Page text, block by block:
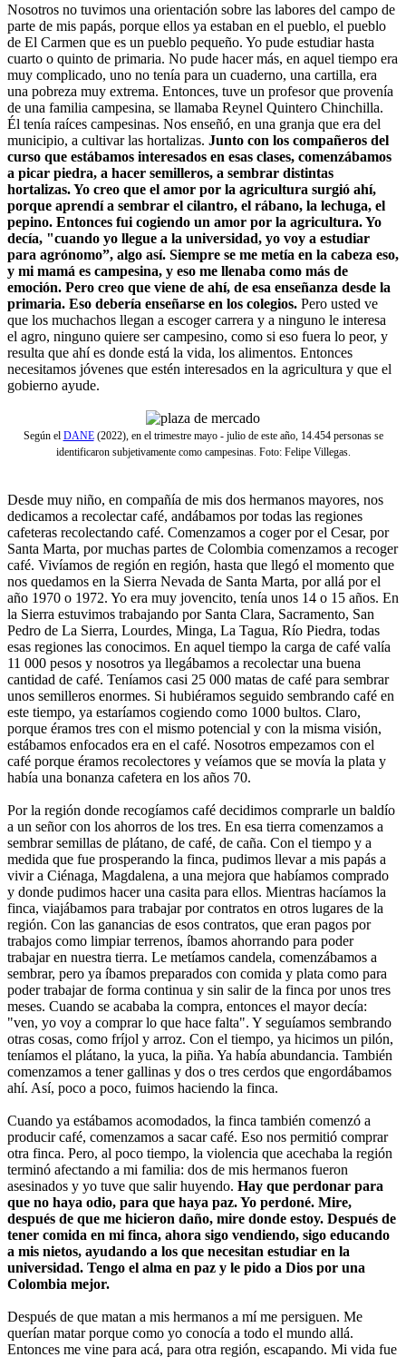
Nosotros no tuvimos una orientación sobre las labores del campo de
parte de mis papás, porque ellos ya estaban en el pueblo, el pueblo
de El Carmen que es un pueblo pequeño. Yo pude estudiar hasta
cuarto o quinto de primaria. No pude hacer más, en aquel tiempo era
muy complicado, uno no tenía para un cuaderno, una cartilla, era
una pobreza muy extrema. Entonces, tuve un profesor que provenía
de una familia campesina, se llamaba Reynel Quintero Chinchilla.
Él tenía raíces campesinas. Nos enseñó, en una granja que era del
municipio, a cultivar las hortalizas. Junto con los compañeros del
curso que estábamos interesados en esas clases, comenzábamos
a picar piedra, a hacer semilleros, a sembrar distintas
hortalizas. Yo creo que el amor por la agricultura surgió ahí,
porque aprendí a sembrar el cilantro, el rábano, la lechuga, el
pepino. Entonces fui cogiendo un amor por la agricultura. Yo
decía, "cuando yo llegue a la universidad, yo voy a estudiar
para agrónomo”, algo así. Siempre se me metía en la cabeza eso,
y mi mamá es campesina, y eso me llenaba como más de
emoción. Pero creo que viene de ahí, de esa enseñanza desde la
primaria. Eso debería enseñarse en los colegios. Pero usted ve
que los muchachos llegan a escoger carrera y a ninguno le interesa
el agro, ninguno quiere ser campesino, como si eso fuera lo peor, y
resulta que ahí es donde está la vida, los alimentos. Entonces
necesitamos jóvenes que estén interesados en la agricultura y que el
gobierno ayude.
Según el DANE(2022), en el trimestre mayo - julio de este año, 14.454 personas se
identificaron subjetivamente como campesinas. Foto: Felipe Villegas.
Desde muy niño, en compañía de mis dos hermanos mayores, nos
dedicamos a recolectar café, andábamos por todas las regiones
cafeteras recolectando café. Comenzamos a coger por el Cesar, por
Santa Marta, por muchas partes de Colombia comenzamos a recoger
café. Vivíamos de región en región, hasta que llegó el momento que
nos quedamos en la Sierra Nevada de Santa Marta, por allá por el
año 1970 o 1972. Yo era muy jovencito, tenía unos 14 o 15 años. En
la Sierra estuvimos trabajando por Santa Clara, Sacramento, San
Pedro de La Sierra, Lourdes, Minga, La Tagua, Río Piedra, todas
esas regiones las conocimos. En aquel tiempo la carga de café valía
11 000 pesos y nosotros ya llegábamos a recolectar una buena
cantidad de café. Teníamos casi 25 000 matas de café para sembrar
unos semilleros enormes. Si hubiéramos seguido sembrando café en
este tiempo, ya estaríamos cogiendo como 1000 bultos. Claro,
porque éramos tres con el mismo potencial y con la misma visión,
estábamos enfocados era en el café. Nosotros empezamos con el
café porque éramos recolectores y veíamos que se movía la plata y
había una bonanza cafetera en los años 70.
Por la región donde recogíamos café decidimos comprarle un baldío
a un señor con los ahorros de los tres. En esa tierra comenzamos a
sembrar semillas de plátano, de café, de caña. Con el tiempo y a
medida que fue prosperando la finca, pudimos llevar a mis papás a
vivir a Ciénaga, Magdalena, a una mejora que habíamos comprado
y donde pudimos hacer una casita para ellos. Mientras hacíamos la
finca, viajábamos para trabajar por contratos en otros lugares de la
región. Con las ganancias de esos contratos, que eran pagos por
trabajos como limpiar terrenos, íbamos ahorrando para poder
trabajar en nuestra tierra. Le metíamos candela, comenzábamos a
sembrar, pero ya íbamos preparados con comida y plata como para
poder trabajar de forma continua y sin salir de la finca por unos tres
meses. Cuando se acababa la compra, entonces el mayor decía:
"ven, yo voy a comprar lo que hace falta". Y seguíamos sembrando
otras cosas, como fríjol y arroz. Con el tiempo, ya hicimos un pilón,
teníamos el plátano, la yuca, la piña. Ya había abundancia. También
comenzamos a tener gallinas y dos o tres cerdos que engordábamos
ahí. Así, poco a poco, fuimos haciendo la finca.
Cuando ya estábamos acomodados, la finca también comenzó a
producir café, comenzamos a sacar café. Eso nos permitió comprar
otra finca. Pero, al poco tiempo, la violencia que acechaba la región
terminó afectando a mi familia: dos de mis hermanos fueron
asesinados y yo tuve que salir huyendo. Hay que perdonar para
que no haya odio, para que haya paz. Yo perdoné. Mire,
después de que me hicieron daño, mire donde estoy. Después de
tener comida en mi finca, ahora sigo vendiendo, sigo educando
a mis nietos, ayudando a los que necesitan estudiar en la
universidad. Tengo el alma en paz y le pido a Dios por una
Colombia mejor.
Después de que matan a mis hermanos a mí me persiguen. Me
querían matar porque como yo conocía a todo el mundo allá.
Entonces me vine para acá, para otra región, escapando. Mi vida fue